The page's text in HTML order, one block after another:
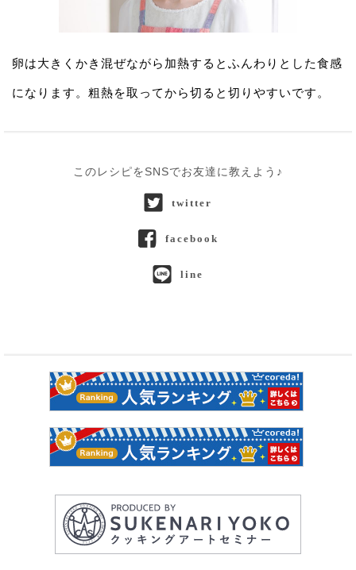
卵は大きくかき混ぜながら加熱するとふんわりとした食感
になります。粗熱を取ってから切ると切りやすいです。
このレシピをSNSでお友達に教えよう♪
twitter
facebook
line